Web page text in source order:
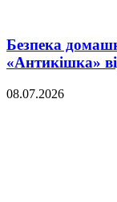
Безпека
«Антикішка»
08.07.2026